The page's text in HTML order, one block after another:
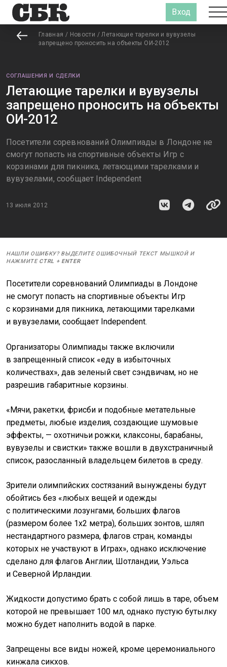
Вход
Главная / Новости / Летающие тарелки и вувузелы
запрещено проносить на объекты ОИ-2012
СОГЛАШЕНИЯ И СДЕЛКИ
Летающие тарелки и вувузелы
запрещено проносить на объекты
ОИ-2012
Посетители соревнований Олимпиады в Лондоне не
смогут попасть на спортивные объекты Игр с
корзинами для пикника, летающими тарелками и
вувузелами, сообщает Independent
13 июля 2012
НАШЛИ ОШИБКУ? ВЫДЕЛИТЕ ОШИБОЧНЫЙ ТЕКСТ МЫШКОЙ И
НАЖМИТЕ CTRL + ENTER
Посетители соревнований Олимпиады в Лондоне
не смогут попасть на спортивные объекты Игр
с корзинами для пикника, летающими тарелками
и вувузелами, сообщает Independent.
Организаторы Олимпиады также включили
в запрещенный список «еду в избыточных
количествах», дав зеленый свет сэндвичам, но не
разрешив габаритные корзины.
«Мячи, ракетки, фрисби и подобные метательные
предметы, любые изделия, создающие шумовые
эффекты, — охотничьи рожки, клаксоны, барабаны,
вувузелы и свистки» также вошли в двухстраничный
список, разосланный владельцем билетов в среду.
Зрители олимпийских состязаний вынуждены будут
обойтись без «любых вещей и одежды
с политическими лозунгами, больших флагов
(размером более 1х2 метра), больших зонтов, шляп
нестандартного размера, флагов стран, команды
которых не участвуют в Играх», однако исключение
сделано для флагов Англии, Шотландии, Уэльса
и Северной Ирландии.
Жидкости допустимо брать с собой лишь в таре, объем
которой не превышает 100 мл, однако пустую бутылку
можно будет наполнить водой в парке.
Запрещены все виды ножей, кроме церемониального
кинжала сикхов.